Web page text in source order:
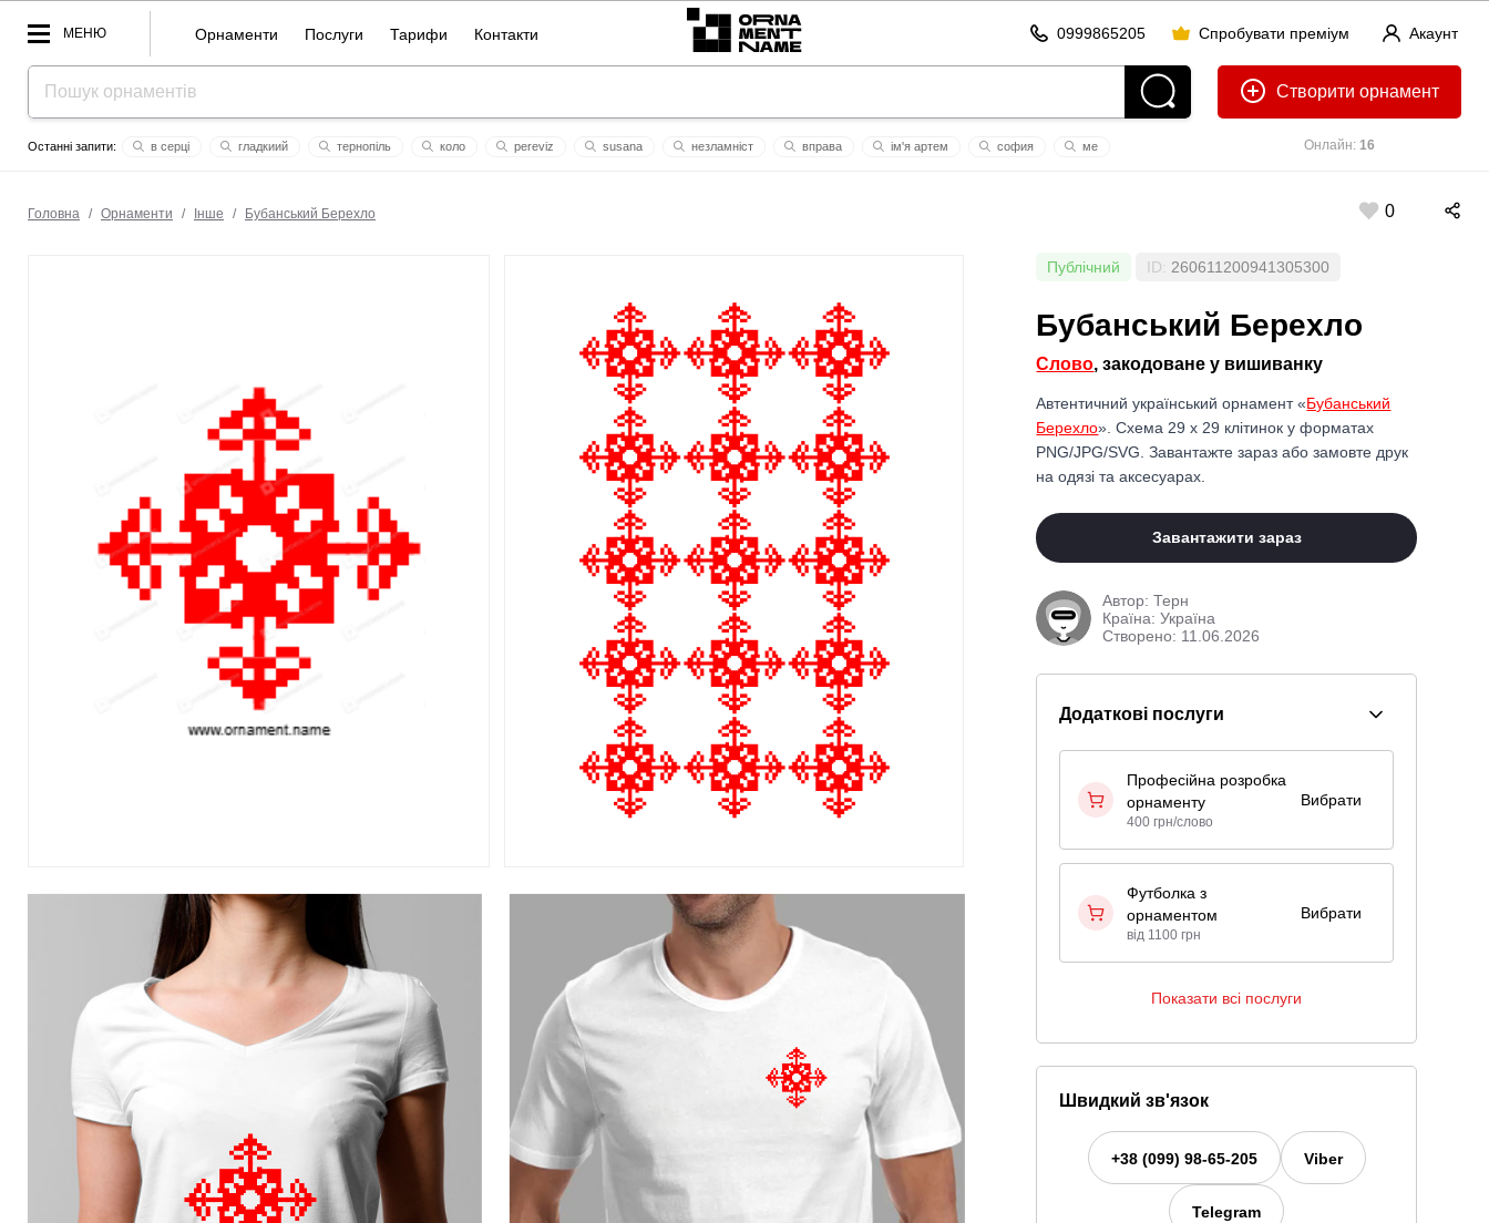
МЕНЮ Орнаменти Послуги Тарифи Контакти Акаунт
0999865205 Спробувати преміум
Створити
Онлайн: 16
в серці гладкиий тернопiль коло pereviz susana незламніст вправа ім'я артем софия
ме
Головна / Орнаменти / Інше / Бубанський Берехло 0
Публічний ID: 260611200941305300
Бубанський Берехло
Слово, закодоване у вишиванку
Автентичний український орнамент «Бубанський
Берехло». Схема 29 x 29 клітинок у форматах
PNG/JPG/SVG. Завантажте зараз або замовте друк
на одязі та аксесуарах.
Завантажити зараз
Автор:Терн
Країна: Україна
Створено: 11.06.2026
Додаткові послуги
Професійна розробка
орнаменту
400 грн/слово
Вибрати
Футболка з
орнаментом
від 1100 грн
Вибрати
Показати всі послуги
Швидкий зв'язок
+38 (099) 98-65-205 Viber
Telegram